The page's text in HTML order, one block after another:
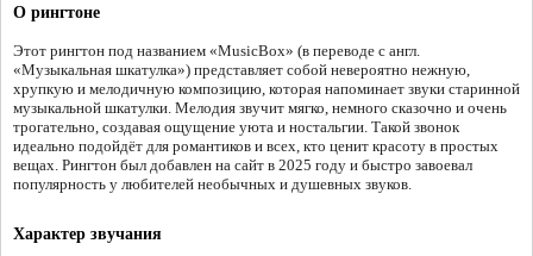
О рингтоне
Этот рингтон под названием «MusicBox» (в переводе с англ.
«Музыкальная шкатулка») представляет собой невероятно нежную,
хрупкую и мелодичную композицию, которая напоминает звуки старинной
музыкальной шкатулки. Мелодия звучит мягко, немного сказочно и очень
трогательно, создавая ощущение уюта и ностальгии. Такой звонок
идеально подойдёт для романтиков и всех, кто ценит красоту в простых
вещах. Рингтон был добавлен на сайт в 2025 году и быстро завоевал
популярность у любителей необычных и душевных звуков.
Характер звучания